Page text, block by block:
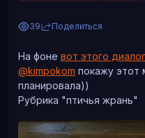
Ещё мак
39 Поделиться
На фоне вот этого
@kimpokom покажу этот
планировала))
Рубрика "птичья жрань"